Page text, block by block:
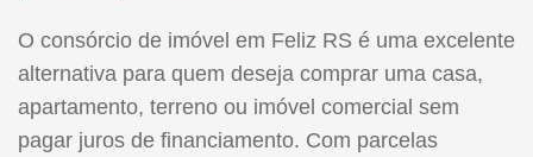
O consórcio de imóvel em Feliz RS é uma excelente
alternativa para quem deseja comprar uma casa,
apartamento, terreno ou imóvel comercial sem
pagar juros de financiamento. Com parcelas